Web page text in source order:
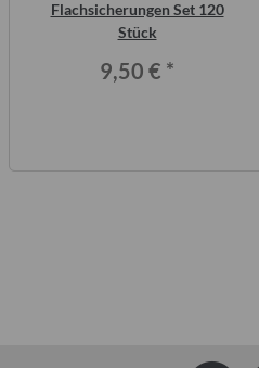
Flachsicherungen Set 120
Stück
9,50 € *